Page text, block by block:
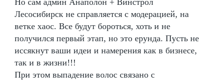
Лесосибирск не справляется с модерацией, на
ветке хаос. Все будут бороться, хоть и не
получился первый этап, но это ерунда. Пусть не
иссякнут ваши идеи и намерения как в бизнесе,
так и в жизни!!!
При этом выпадение волос связано с